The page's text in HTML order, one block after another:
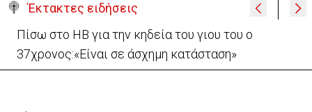
Έκτακτες ειδήσεις
«Ήταν πολύ στενά.. οπότε κατεβήκαμε και
σταθήκαμε ακριβώς πάνω απ’ το πτώμα»